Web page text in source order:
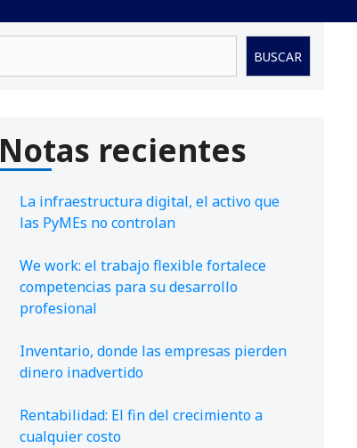
BUSCAR
Notas recientes
La infraestructura digital, el activo que
las PyMEs no controlan
We work: el trabajo flexible fortalece
competencias para su desarrollo
profesional
Inventario, donde las empresas pierden
dinero inadvertido
Rentabilidad: El fin del crecimiento a
cualquier costo